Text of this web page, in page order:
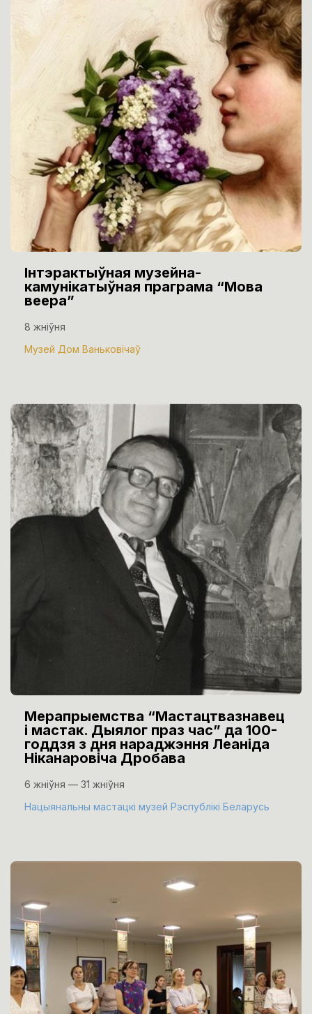
Інтэрактыўная музейна-
камунікатыўная праграма “Мова
веера”
8 жніўня
Музей Дом Ваньковічаў
Мерапрыемства “Мастацтвазнавец
і мастак. Дыялог праз час” да 100-
годдзя з дня нараджэння Леаніда
Ніканаровіча Дробава
6 жніўня — 31 жніўня
Нацыянальны мастацкі музей Рэспублікі Беларусь